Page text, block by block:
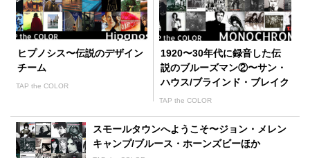
ヒプノシス〜伝説のデザイン
チーム
TAP the COLOR
1920〜30年代に録音した伝
説のブルーズマン②〜サン・
ハウス/ブラインド・ブレイク
ほか
TAP the COLOR
スモールタウンへようこそ〜ジョン・メレン
キャンプ/ブルース・ホーンズビーほか